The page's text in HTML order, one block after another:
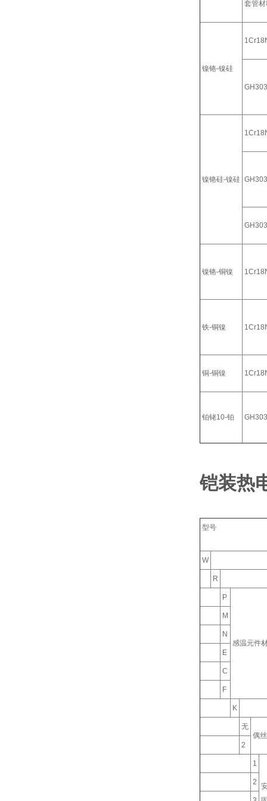
套管材
镍铬-镍硅
镍铬硅-镍硅
镍铬-铜镍
铁-铜镍
铜-铜镍
铂铑10-铂
铠装热
型号
W
R
P
感温元件
M
N
E
C
F
K
无
偶
2
1
2